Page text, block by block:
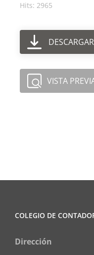
Hits: 2965
DESCARGAR
VISTA
COLEGIO DE
Dirección